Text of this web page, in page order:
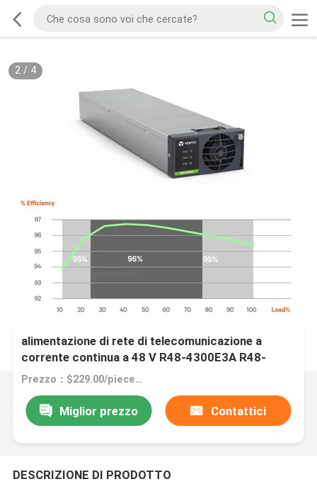
2/ 4
alimentazione di rete di telecomunicazione a
corrente continua a 48 V R48-4300E3A R48-
4300E3
Prezzo：$229.00/pieces 1-9 pieces
Miglior prezzo Contattici
DESCRIZIONE DI PRODOTTO